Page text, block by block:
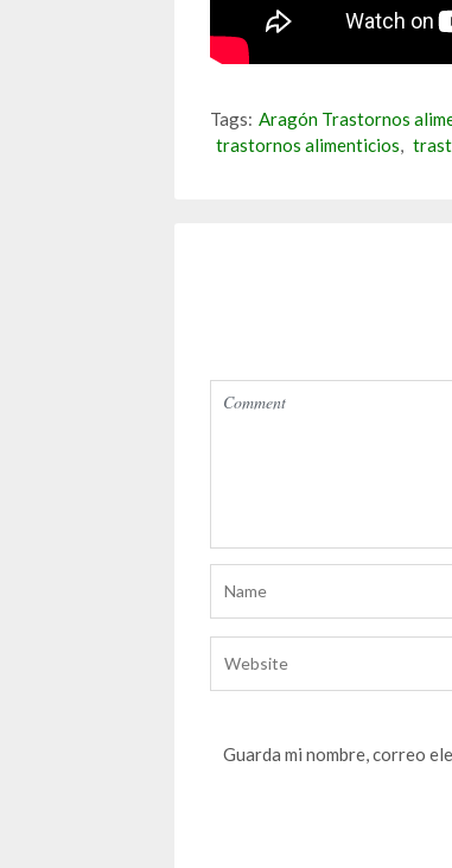
Tags: Aragón Trastornos
trastornos alimenticios,
Guarda mi nombre, correo